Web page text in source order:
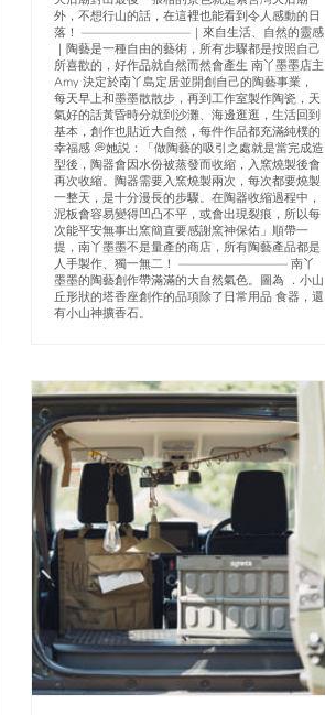
外，不想行山的話，在這裡也能看到令人感動的日
落！ —————————｜來自生活、自然的靈感
｜陶藝是一種自由的藝術，所有步驟都是按照自己
所喜歡的，好作品就自然而然會產生 南丫墨墨店主
Amy 決定於南丫島定居並開創自己的陶藝事業，
每天早上和墨墨散散步，再到工作室製作陶瓷，天
氣好的話黃昏時分就到沙灘、海邊逛逛，生活回到
基本，創作也貼近大自然，每件作品都充滿純樸的
幸福感 💭她説：「做陶藝的吸引之處就是當完成造
型後，陶器會因水份被蒸發而收縮，入窯燒製後會
再次收縮。陶器需要入窯燒製兩次，每次都要燒製
一整天，是十分漫長的步驟。在陶器收縮過程中，
泥板會容易變得凹凸不平，或會出現裂痕，所以每
次能平安無事出窯簡直要感謝窯神保佑」順帶一
提，南丫墨墨不是量產的商店，所有陶藝產品都是
人手製作、獨一無二！ ————————— 南丫
墨墨的陶藝創作帶滿滿的大自然氣色。圖為 ．小山
丘形狀的塔香座創作的品項除了日常用品 食器，還
有小山神擴香石。